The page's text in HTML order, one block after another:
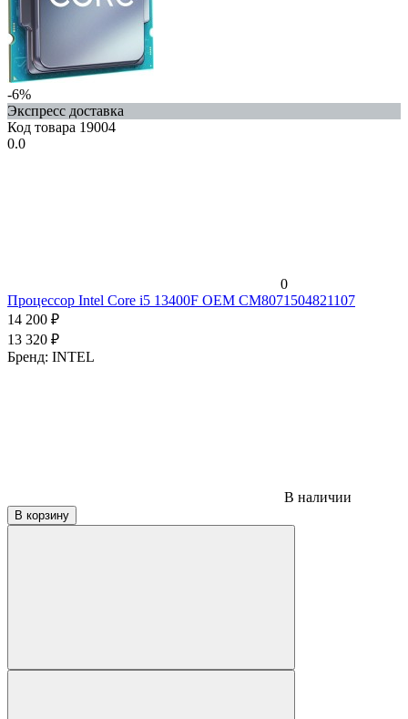
-6%
Экспресс доставка
Код товара 19004
0.0
0
Процессор Intel Core i5 13400F OEM CM8071504821107
14 200 ₽
13 320 ₽
Бренд: INTEL
В наличии
В корзину